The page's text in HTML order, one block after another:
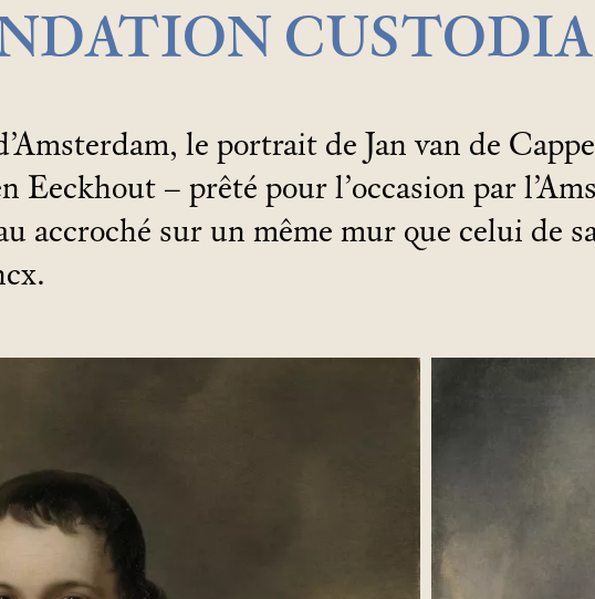
CUSTODIA
le portrait de Jan van de
Eeckhout – prêté pour l’occasion par
accroché sur un même mur que celui de